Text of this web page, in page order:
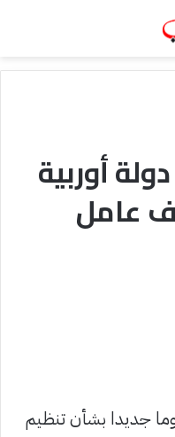
أوربية
(181) ألف عامل
جديدا بشأن تنظيم